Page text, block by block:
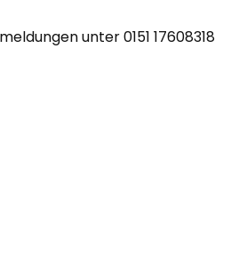
unter 0151 17608318